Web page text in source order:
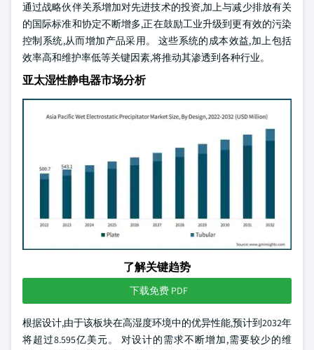
通过战略伙伴关系增加对先进技术的投资,加上与减少排放有关
的国际标准和协定不断增多,正在鼓励工业升级到更有效的污染
控制系统,从而增加产品采用。 这些系统的成本效益,加上包括
效率高和维护率低等关键因素,将推动其渗透到各种行业。
亚太湿性静电器市场分析
了解关键趋势
下载免费 PDF
根据设计,由于该板块在高湿度环境中的优异性能,预计到2032年
将超过8.595亿美元。 对设计的需求不断增加,需要较少的维